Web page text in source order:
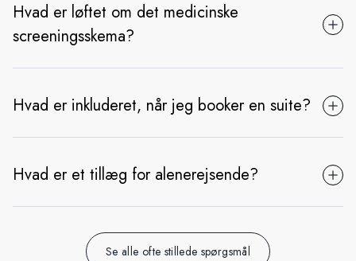
Hvad er løftet om det medicinske
screeningsskema?
Hvad er inkluderet, når jeg booker en suite?
Hvad er et tillæg for alenerejsende?
Se alle ofte stillede spørgsmål